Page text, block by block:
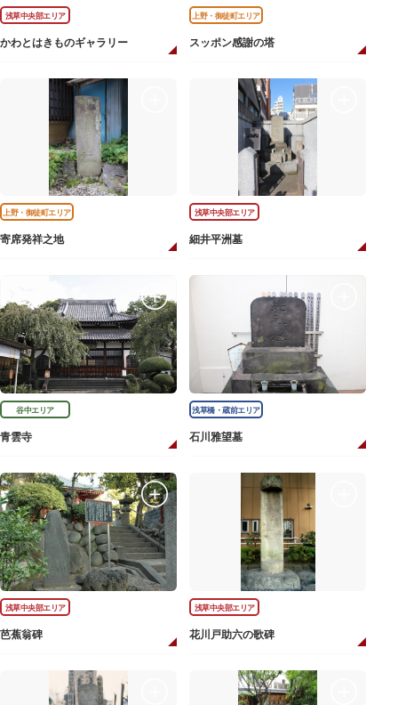
浅草中央部エリア
かわとはきものギャラリー
上野・御徒町エリア
スッポン感謝の塔
上野・御徒町エリア
寄席発祥之地
浅草中央部エリア
細井平洲墓
谷中エリア
青雲寺
浅草橋・蔵前エリア
石川雅望墓
浅草中央部エリア
芭蕉翁碑
浅草中央部エリア
花川戸助六の歌碑